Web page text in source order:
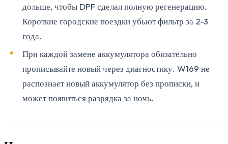
дольше, чтобы DPF сделал полную регенерацию.
Короткие городские поездки убьют фильтр за 2-3
года.
При каждой замене аккумулятора обязательно
прописывайте новый через диагностику. W169 не
распознает новый аккумулятор без прописки, и
может появиться разрядка за ночь.